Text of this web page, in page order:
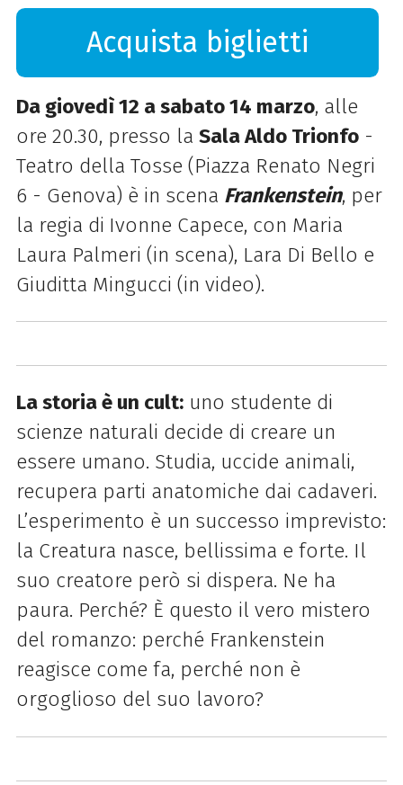
Acquista biglietti
Da giovedì 12 a sabato 14 marzo, alle
ore 20.30, presso la Sala Aldo Trionfo-
Teatro della Tosse (Piazza Renato Negri
6 - Genova) è in scena Frankenstein, per
la regia di Ivonne Capece, con Maria
Laura Palmeri (in scena), Lara Di Bello e
Giuditta Mingucci (in video).
La storia è un cult:uno studente di
scienze naturali decide di creare un
essere umano. Studia, uccide animali,
recupera parti anatomiche dai cadaveri.
L’esperimento è un successo imprevisto:
la Creatura nasce, bellissima e forte. Il
suo creatore però si dispera. Ne ha
paura. Perché? È questo il vero mistero
del romanzo: perché Frankenstein
reagisce come fa, perché non è
orgoglioso del suo lavoro?